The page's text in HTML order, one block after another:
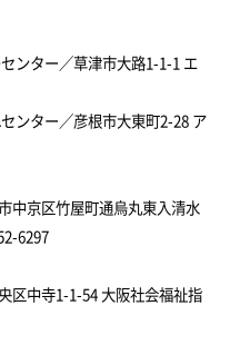
ンター／草津市大路1-1-1 エ
ンター／彦根市大東町2-28 ア
中京区竹屋町通烏丸東入清水
6297
区中寺1-1-54 大阪社会福祉指